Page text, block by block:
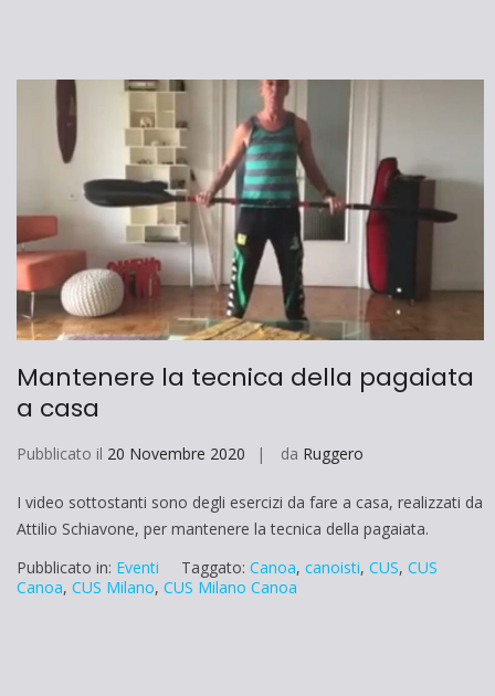
Mantenere la tecnica della pagaiata
a casa
Pubblicato il 20 Novembre 2020 da Ruggero
I video sottostanti sono degli esercizi da fare a casa, realizzati da
Attilio Schiavone, per mantenere la tecnica della pagaiata.
Pubblicato in: Eventi Taggato: Canoa, canoisti, CUS, CUS
Canoa, CUS Milano, CUS Milano Canoa